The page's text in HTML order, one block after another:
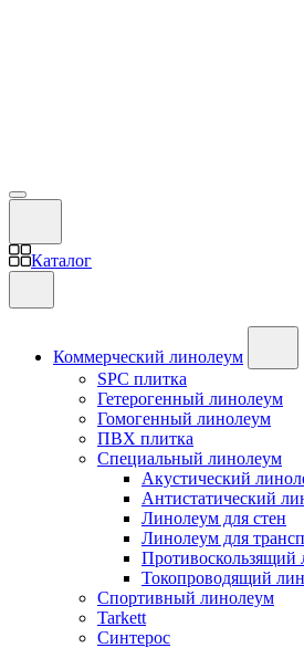
Каталог
Коммерческий линолеум
SPC плитка
Гетерогенный линолеум
Гомогенный линолеум
ПВХ плитка
Специальный линолеум
Акустический
Антистатический
Линолеум для стен
Линолеум для
Противоскользящий
Токопроводящий
Спортивный линолеум
Tarkett
Синтерос